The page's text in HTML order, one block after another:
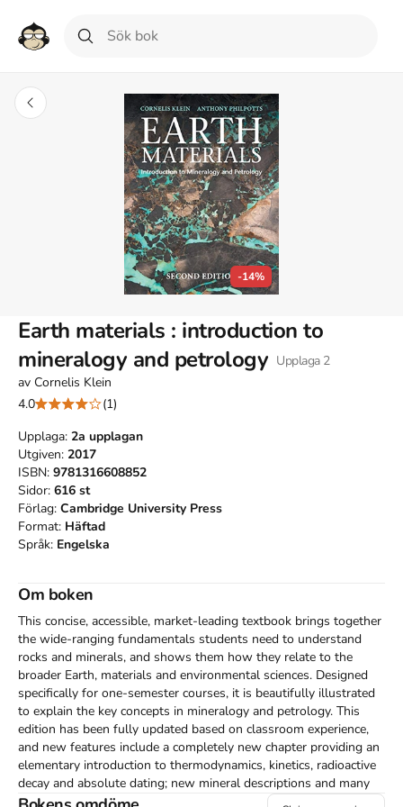
-14%
Earth materials : introduction to
mineralogy and petrology Upplaga 2
av Cornelis Klein
4.0
(1)
Upplaga: 2a upplagan
Utgiven: 2017
ISBN: 9781316608852
Sidor: 616 st
Förlag: Cambridge University Press
Format: Häftad
Språk: Engelska
Om boken
This concise, accessible, market-leading textbook brings together
the wide-ranging fundamentals students need to understand
rocks and minerals, and shows them how they relate to the
broader Earth, materials and environmental sciences. Designed
specifically for one-semester courses, it is beautifully illustrated
to explain the key concepts in mineralogy and petrology. This
edition has been fully updated based on classroom experience,
and new features include a completely new chapter providing an
elementary introduction to thermodynamics, kinetics, radioactive
decay and absolute dating; new mineral descriptions and many
new stunning color photographs; and a new section on hydraulic